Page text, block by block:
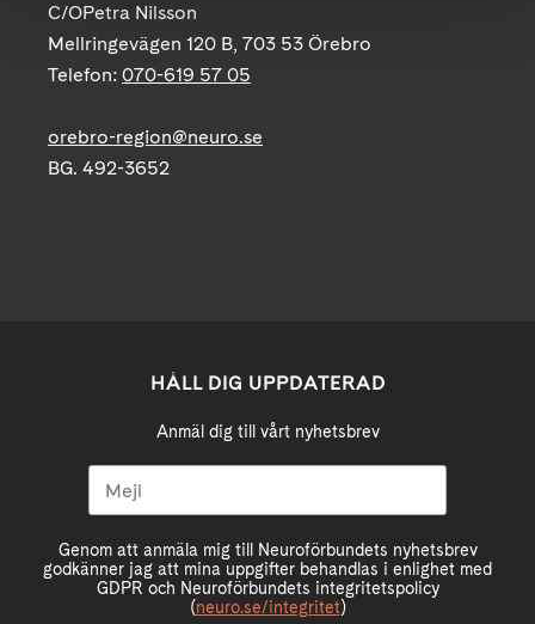
C/OPetra Nilsson
Mellringevägen 120 B, 703 53 Örebro
Telefon: 070-619 57 05
orebro-region@neuro.se
BG. 492-3652
HÅLL DIG UPPDATERAD
Anmäl dig till vårt nyhetsbrev
Genom att anmäla mig till Neuroförbundets nyhetsbrev
godkänner jag att mina uppgifter behandlas i enlighet med
GDPR och Neuroförbundets integritetspolicy
(neuro.se/integritet)